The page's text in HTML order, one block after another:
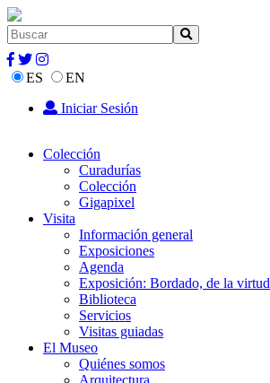
ES
EN
Iniciar Sesión
Colección
Curadurías
Colección
Gigapixel
Visita
Información general
Exposiciones
Agenda
Exposición: Bordado, de la virtud
Biblioteca
Servicios
Visitas guiadas
El Museo
Quiénes somos
Arquitectura